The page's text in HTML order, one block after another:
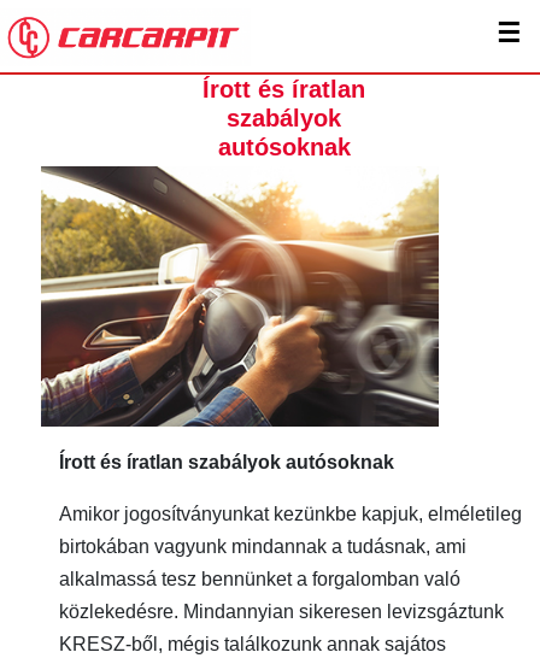
☰
Írott és íratlan
szabályok
autósoknak
Írott és íratlan szabályok autósoknak
Amikor jogosítványunkat kezünkbe kapjuk, elméletileg
birtokában vagyunk mindannak a tudásnak, ami
alkalmassá tesz bennünket a forgalomban való
közlekedésre. Mindannyian sikeresen levizsgáztunk
KRESZ-ből, mégis találkozunk annak sajátos